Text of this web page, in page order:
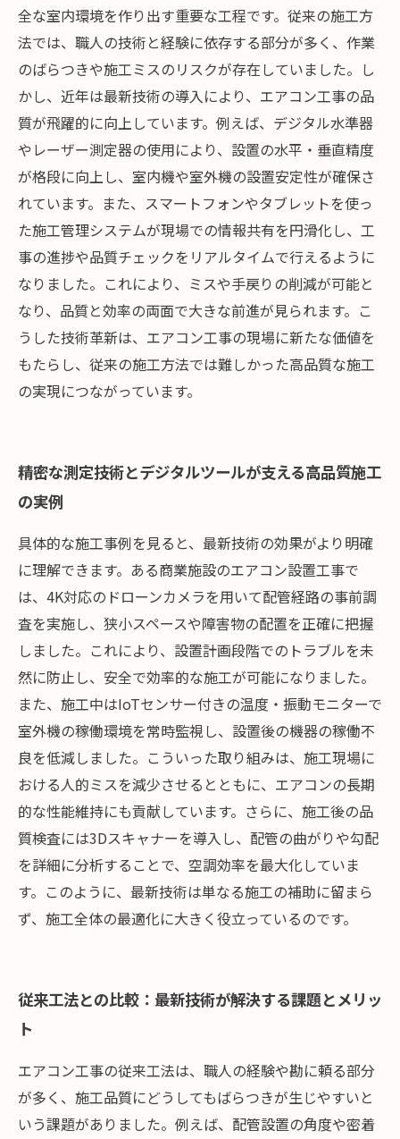
全な室内環境を作り出す重要な工程です。従来の施工方
法では、職人の技術と経験に依存する部分が多く、作業
のばらつきや施工ミスのリスクが存在していました。し
かし、近年は最新技術の導入により、エアコン工事の品
質が飛躍的に向上しています。例えば、デジタル水準器
やレーザー測定器の使用により、設置の水平・垂直精度
が格段に向上し、室内機や室外機の設置安定性が確保さ
れています。また、スマートフォンやタブレットを使っ
た施工管理システムが現場での情報共有を円滑化し、工
事の進捗や品質チェックをリアルタイムで行えるように
なりました。これにより、ミスや手戻りの削減が可能と
なり、品質と効率の両面で大きな前進が見られます。こ
うした技術革新は、エアコン工事の現場に新たな価値を
もたらし、従来の施工方法では難しかった高品質な施工
の実現につながっています。
精密な測定技術とデジタルツールが支える高品質施工
の実例
具体的な施工事例を見ると、最新技術の効果がより明確
に理解できます。ある商業施設のエアコン設置工事で
は、4K対応のドローンカメラを用いて配管経路の事前調
査を実施し、狭小スペースや障害物の配置を正確に把握
しました。これにより、設置計画段階でのトラブルを未
然に防止し、安全で効率的な施工が可能になりました。
また、施工中はIoTセンサー付きの温度・振動モニターで
室外機の稼働環境を常時監視し、設置後の機器の稼働不
良を低減しました。こういった取り組みは、施工現場に
おける人的ミスを減少させるとともに、エアコンの長期
的な性能維持にも貢献しています。さらに、施工後の品
質検査には3Dスキャナーを導入し、配管の曲がりや勾配
を詳細に分析することで、空調効率を最大化していま
す。このように、最新技術は単なる施工の補助に留まら
ず、施工全体の最適化に大きく役立っているのです。
従来工法との比較：最新技術が解決する課題とメリッ
ト
エアコン工事の従来工法は、職人の経験や勘に頼る部分
が多く、施工品質にどうしてもばらつきが生じやすいと
いう課題がありました。例えば、配管設置の角度や密着